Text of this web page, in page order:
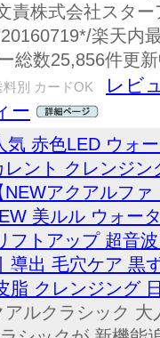
責株式会社スタ
楽天内
総数25,856件更
料別 カードOK
レビ
ー
気 赤色LED ウォ
ント クレンジ
NEWアクアルフ
美ルル ウォー
フトアップ 超音
導出 毛穴ケア 黒
脂 クレンジング
アルクラシック